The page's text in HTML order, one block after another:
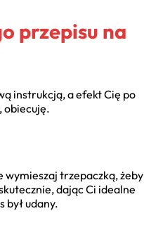
przepisu na
instrukcją, a efekt Cię po
obiecuję.
wymieszaj trzepaczką, żeby
dając Ci idealne
był udany.